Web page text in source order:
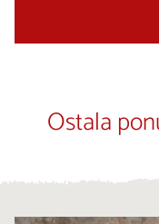
Ostala